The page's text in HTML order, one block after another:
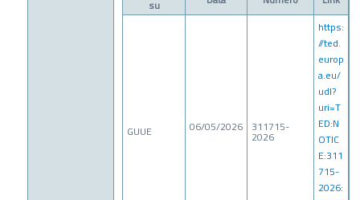
su
GUUE 06/05/2026 311715-
2026
https:
//ted.
europ
a.eu/
udl?
uri=T
ED:N
OTIC
E:311
715-
2026: